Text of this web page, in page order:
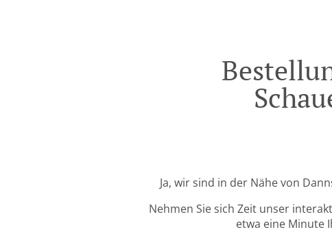
Ja, wir sind in der Nähe von
Nehmen Sie sich Zeit unser
etwa eine Minute